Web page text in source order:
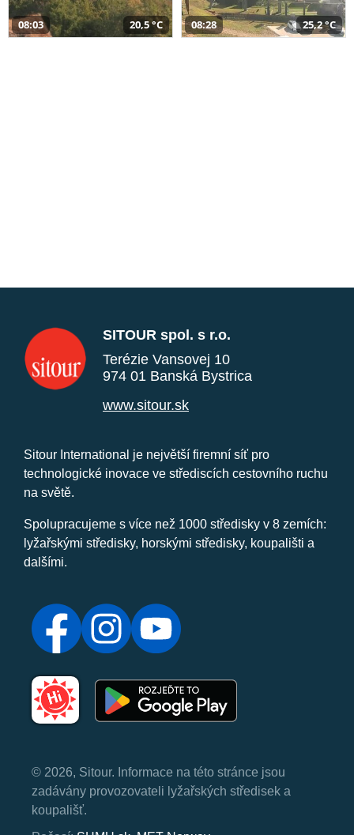
08:03 20,5 °C 08:28 25,2 °C
SITOUR spol. s r.o.
Terézie Vansovej 10
974 01 Banská Bystrica
www.sitour.sk
Sitour International je největší firemní síť pro
technologické inovace ve střediscích cestovního ruchu
na světě.
Spolupracujeme s více než 1000 středisky v 8 zemích:
lyžařskými středisky, horskými středisky, koupališti a
dalšími.
© 2026, Sitour. Informace na této stránce jsou
zadávány provozovateli lyžařských středisek a
koupališť.